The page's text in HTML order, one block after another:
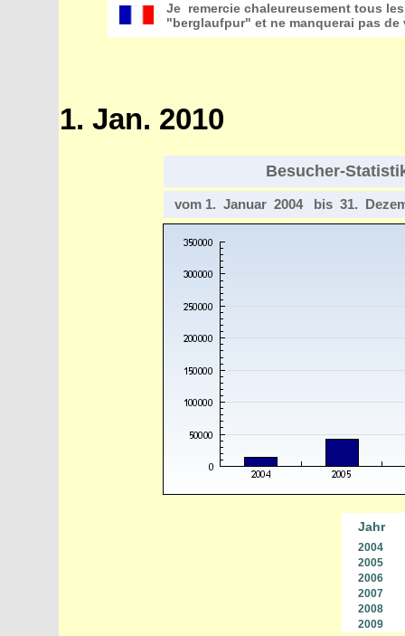
Je remercie chaleureusement tous
"berglaufpur" et ne manquerai pas
1. Jan. 2010
Besucher-
vom 1. Januar 2004 bis 31.
Jahr
2004
2005
2006
2007
2008
2009